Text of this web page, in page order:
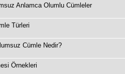
Anlamca Olumlu Cümleler
Türleri
Cümle Nedir?
Örnekleri